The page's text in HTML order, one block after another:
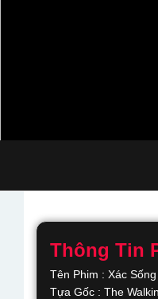
Thông Tin
Tên Phim : Xác
Tựa Gốc : The